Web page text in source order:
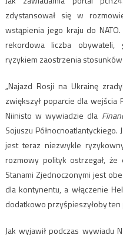
zdystansował się w
wstąpienia jego kraju do
rekordowa liczba obywateli,
ryzykiem zaostrzenia stosunków
„Najazd Rosji na Ukrainę
zwiększył poparcie dla wejścia
Niinisto w wywiadzie dla
Sojuszu Północnoatlantyckiego.
jest teraz niezwykle
rozmowy polityk ostrzegał, że
Stanami Zjednoczonymi jest
dla kontynentu, a włączenie
dodatkowo przyśpieszyłoby ten
Jak wyjawił podczas wywiadu